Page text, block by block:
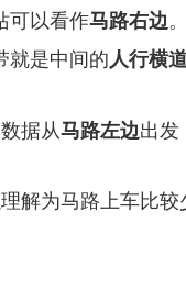
可以看作马路右边 。
就是中间的人行横
据从马路左边出发
解为马路上车比